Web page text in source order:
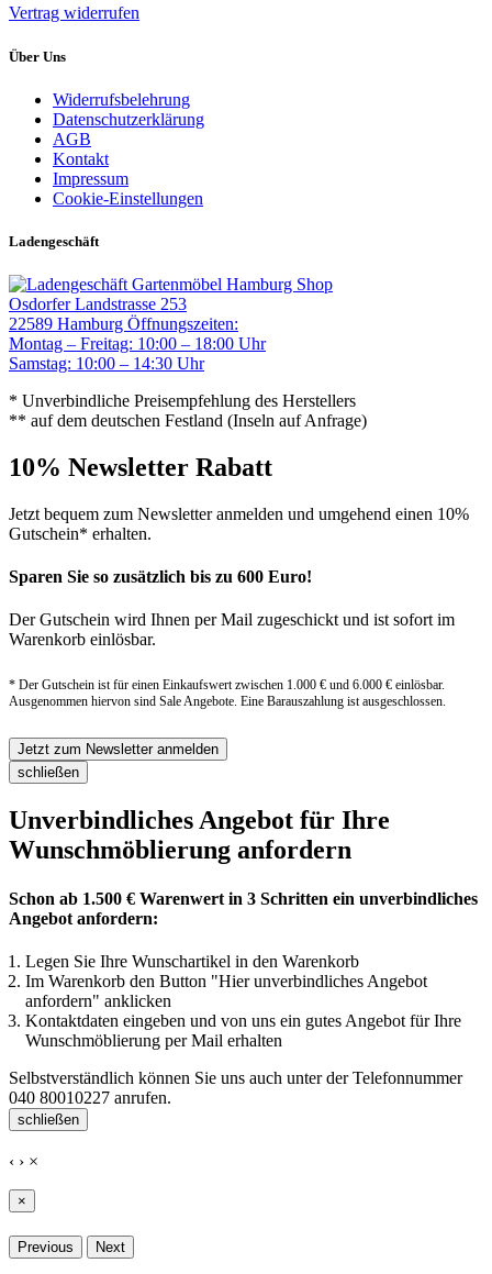
Vertrag widerrufen
Über Uns
Widerrufsbelehrung
Datenschutzerklärung
AGB
Kontakt
Impressum
Cookie-Einstellungen
Ladengeschäft
Gartenmöbel Hamburg Shop
Osdorfer Landstrasse 253
22589 Hamburg Öffnungszeiten:
Montag – Freitag: 10:00 – 18:00 Uhr
Samstag: 10:00 – 14:30 Uhr
* Unverbindliche Preisempfehlung des Herstellers
** auf dem deutschen Festland (Inseln auf Anfrage)
10% Newsletter Rabatt
Jetzt bequem zum Newsletter anmelden und umgehend einen 10%
Gutschein* erhalten.
Sparen Sie so zusätzlich bis zu 600 Euro!
Der Gutschein wird Ihnen per Mail zugeschickt und ist sofort im
Warenkorb einlösbar.
* Der Gutschein ist für einen Einkaufswert zwischen 1.000 € und 6.000 € einlösbar.
Ausgenommen hiervon sind Sale Angebote. Eine Barauszahlung ist ausgeschlossen.
Jetzt zum Newsletter anmelden
schließen
Unverbindliches Angebot für Ihre
Wunschmöblierung anfordern
Schon ab 1.500 € Warenwert in 3 Schritten ein unverbindliches
Angebot anfordern:
Legen Sie Ihre Wunschartikel in den Warenkorb
Im Warenkorb den Button "Hier unverbindliches Angebot
anfordern" anklicken
Kontaktdaten eingeben und von uns ein gutes Angebot für Ihre
Wunschmöblierung per Mail erhalten
Selbstverständlich können Sie uns auch unter der Telefonnummer
040 80010227 anrufen.
schließen
‹ › ×
×
Previous Next